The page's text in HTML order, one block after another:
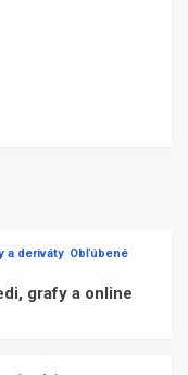
a deriváty Obľúbené
grafy a online